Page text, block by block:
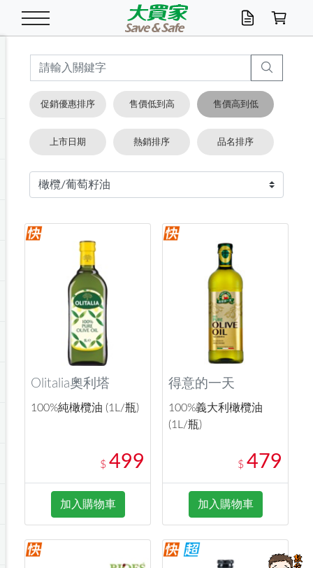
米/五穀/濃湯 米/糙米
五穀/南北貨
湯類/湯塊
油/調味料
食用油
醬油.油膏.蠔油
泡麵 / 麵條
包麵
碗麵/義大利麵
麵條/快煮麵/米粉
魚罐
醬菜/玉米罐
點心罐
休閒零嘴 初一十五拜拜懶
零嘴
堅果/海苔
美味餅乾
餅乾
糕餅/點心
糖果/巧克力
糖果/蜜餞/果凍
巧克力
茶飲料
果汁咖啡
碳酸/礦泉水
機能飲料
箱購飲料
養生保健/常備品 雞精/飲品
機能保健
▶保健品牌推薦
奶粉/穀麥片
奶粉
麥片/玉米片
沖調穀粉/隨手包
特色茶品
綠茶
紅茶
奶茶/花草茶
黑糖桂圓/蜂蜜醋
即溶咖啡
咖啡豆/粉/濾掛
可可/糖/奶精
沐浴乳香皂 沐浴乳
香皂/洗手乳
美髮造型
洗髮/護髮
造型髮品
口腔清潔
牙 刷
牙膏/漱口水
潔顏產品
卸妝/粉刺調理
開架/身體保養
臉部保養
面/眼膜
鍋具/飲水/廚房 鍋具/餐具
保鮮/微波
掃除用具/照明/五金
掃除/清潔用具
洗衣/曬衣用具
電池/延長線
修繕/五金/祭祀
傢飾/收納/衛浴
寢具/家具
收納用品
衛浴/毛巾
寵物食品
寵物清潔/百貨
衛生紙/濕巾 抽取衛生紙/濕巾
廚房紙巾/平版/
箱購免運區
衣物清潔
洗衣精
洗衣粉/皂
漂白水/柔軟精
居家清潔
廚房/餐具清潔
浴廁/水管清潔
居家清潔/除濕芳
衛生棉
成人/嬰兒紙尿褲
箱購免運區
嬰兒尿布
成人紙尿褲
廚房家電 料理鍋具
烤箱/微波/電磁爐
快煮壺/烘碗機
季節家電
除濕/清淨機
風扇/防蚊家電
生活家電
除塵家電
美容家電
電腦周邊
數位週邊
手機/平板周邊
文具/辦公用品 文具用品
辦公文具/收納
玩具/擺設小物
汽機車百貨
機車/腳踏車百貨
汽車百貨
休閒/運動
戶外/休閒用品
健身/按摩/瑜珈
測量/護具/其他
服飾內著
配件
男/女/機能包
冷凍免運 生鮮食品
調理食品
箱購免運
食品免運
清潔用品免運
居家/汽百用品
主題專區
季節活動
店長推薦
這夏不怕熱
促銷優惠排序 售價低到高 售價高到低
上市日期 熱銷排序 品名排序
Olitalia奧利塔
100%純橄欖油 (1L/瓶)
$ 499
加入購物車
得意的一天
100%義大利橄欖油
(1L/瓶)
$ 479
加入購物車